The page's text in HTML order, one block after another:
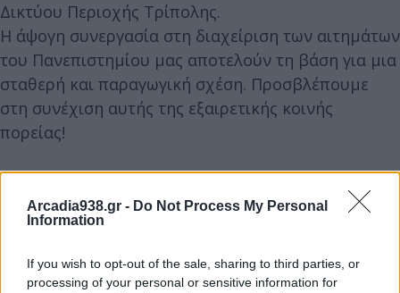
Arcadia938.gr - Do Not Process My Personal
Information
If you wish to opt-out of the sale, sharing to third parties, or
processing of your personal or sensitive information for
Δικτύου Περιοχής Τρίπολης.
Η άψογη συνεργασία στη διαχείριση των αιτημάτων
του Πανεπιστημίου μας αποτελούν τη βάση για μια
σταθερή και παραγωγική σχέση. Προσβλέπουμε
στη συνέχιση αυτής της εξαιρετικής κοινής
πορείας!